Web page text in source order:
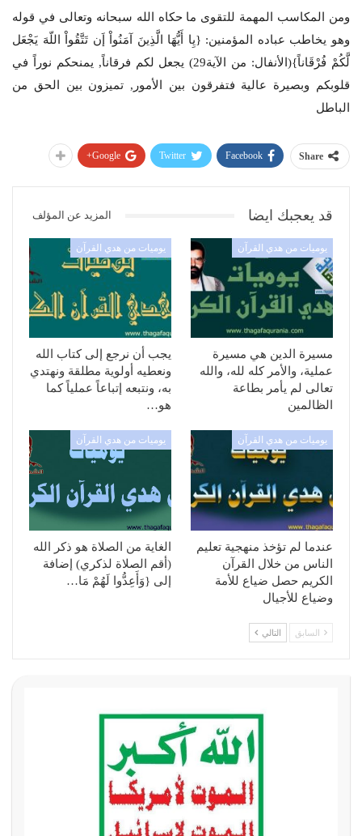
ومن المكاسب المهمة للتقوى ما حكاه الله سبحانه وتعالى في قوله
وهو يخاطب عباده المؤمنين: {يِا أَيُّهَا الَّذِينَ آمَنُواْ إَن تَتَّقُواْ اللّهَ يَجْعَل
لَّكُمْ فُرْقَاناً}(الأنفال: من الآية29) يجعل لكم فرقاناً, يمنحكم نوراً في
قلوبكم وبصيرة عالية فتفرقون بين الأمور, تميزون بين الحق من
الباطل
Share
Facebook
Twitter
Google+
قد يعجبك ايضا المزيد عن المؤلف
يوميات من هدي القرآن
مسيرة الدين هي مسيرة
عملية، والأمر كله لله، والله
تعالى لم يأمر بطاعة
الظالمين
يوميات من هدي القرآن
يجب أن نرجع إلى كتاب الله
ونعطيه أولوية مطلقة ونهتدي
به، ونتبعه إتباعاً عملياً كما
هو…
يوميات من هدي القرآن
عندما لم تؤخذ منهجية تعليم
الناس من خلال القرآن
الكريم حصل ضياع للأمة
وضياع للأجيال
يوميات من هدي القرآن
الغاية من الصلاة هو ذكر الله
(أقم الصلاة لذكري) إضافة
إلى {وَأَعِدُّوا لَهُمْ مَا…
السابق التالي